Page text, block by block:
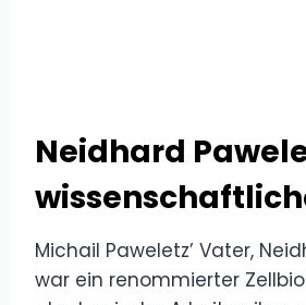
Neidhard
Michail Paweletz’ Vater,
war ein renommierter